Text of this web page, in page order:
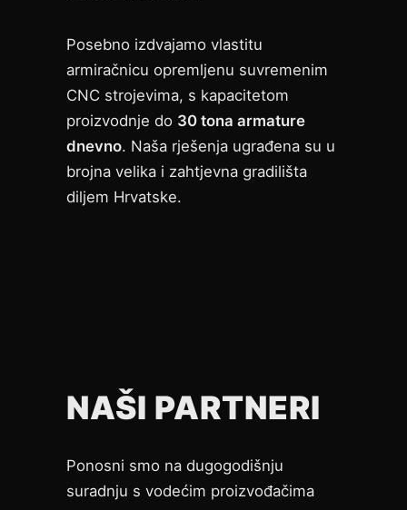
Posebno izdvajamo vlastitu
armiračnicu opremljenu suvremenim
CNC strojevima, s kapacitetom
proizvodnje do 30 tona armature
dnevno. Naša rješenja ugrađena su u
brojna velika i zahtjevna gradilišta
diljem Hrvatske.
NAŠI PARTNERI
Ponosni smo na dugogodišnju
suradnju s vodećim proizvođačima